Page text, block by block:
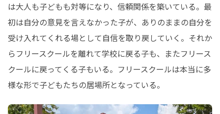
は大人も子どもも対等になり、信頼関係を築いている。最
初は自分の意見を言えなかった子が、ありのままの自分を
受け入れてくれる場として自信を取り戻していく。それか
らフリースクールを離れて学校に戻る子も、またフリース
クールに戻ってくる子もいる。フリースクールは本当に多
様な形で子どもたちの居場所となっている。